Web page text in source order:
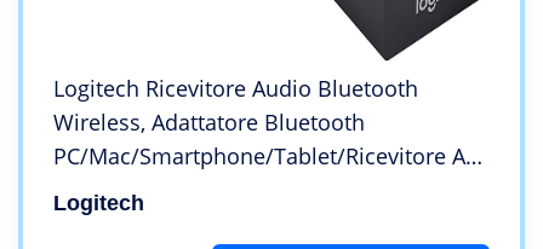
Logitech Ricevitore Audio Bluetooth
Wireless, Adattatore Bluetooth
‎PC/Mac/Smartphone/Tablet/Ricevitore AV,
Uscite Audio 3.5 mm e RCA alle Casse
Altoparlanti, ‎Pulsante One-Push, Presa EU
Logitech